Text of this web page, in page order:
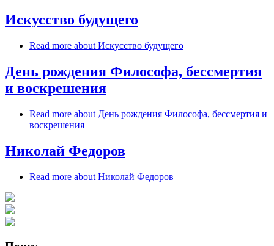
Искусство будущего
Read more about Искусство будущего
День рождения Философа, бессмертия
и воскрешения
Read more about День рождения Философа, бессмертия и
воскрешения
Николай Федоров
Read more about Николай Федоров